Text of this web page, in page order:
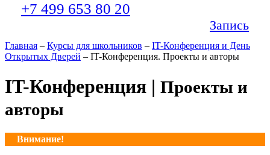
+7 499 653 80 20
Запись
Главная – Курсы для школьников – IT-Конференция и День
Открытых Дверей – IT-Конференция. Проекты и авторы
IT-Конференция | Проекты и
авторы
Внимание!